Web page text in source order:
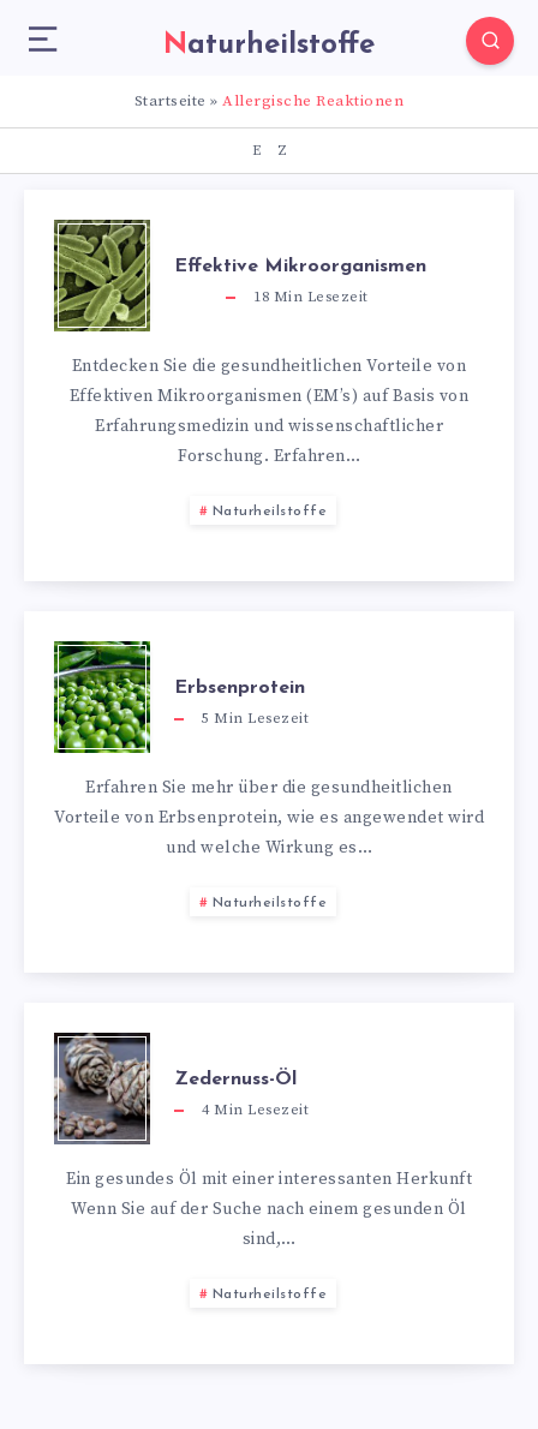
Naturheilstoffe
Startseite »Allergische Reaktionen
E Z
Effektive Mikroorganismen
18 Min Lesezeit
Entdecken Sie die gesundheitlichen Vorteile von
Effektiven Mikroorganismen (EM’s) auf Basis von
Erfahrungsmedizin und wissenschaftlicher
Forschung. Erfahren…
Naturheilstoffe
Erbsenprotein
5 Min Lesezeit
Erfahren Sie mehr über die gesundheitlichen
Vorteile von Erbsenprotein, wie es angewendet wird
und welche Wirkung es…
Naturheilstoffe
Zedernuss-Öl
4Min Lesezeit
Ein gesundes Öl mit einer interessanten Herkunft
Wenn Sie auf der Suche nach einem gesunden Öl
sind,…
Naturheilstoffe